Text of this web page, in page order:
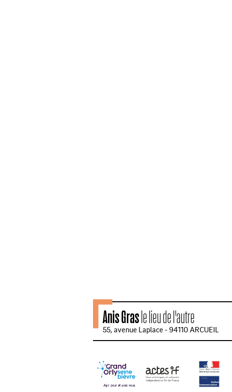
Anis Gras le lieu de l'autre
55, avenue Laplace - 94110 ARCUEIL